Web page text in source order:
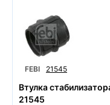
FEBI 21545
Втулка
21545